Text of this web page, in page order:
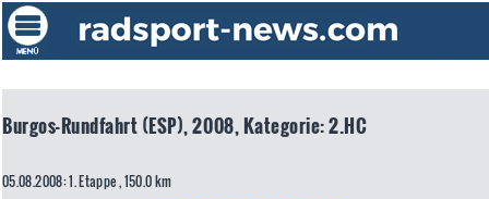
Burgos-Rundfahrt (ESP), 2008, Kategorie: 2.HC
05.08.2008: 1. Etappe , 150.0 km